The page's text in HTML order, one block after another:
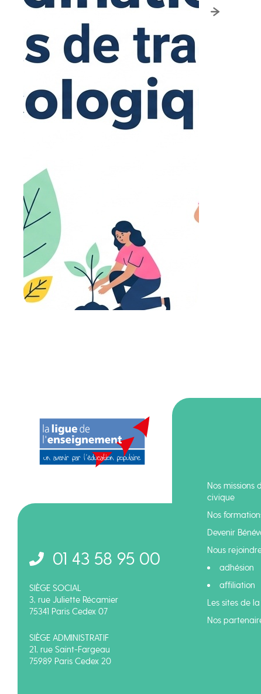
01 43 58 95 00
SIÈGE SOCIAL
3, rue Juliette Récamier
75341 Paris Cedex 07
SIÈGE ADMINISTRATIF
21, rue Saint-Fargeau
75989 Paris Cedex 20
Nos missions
civique
Nos
Devenir
Nous
adhésion
affiliation
Les sites de
Nos